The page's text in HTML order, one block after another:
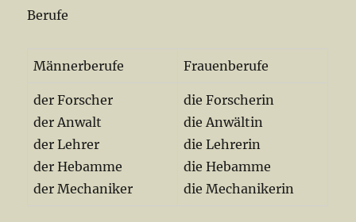
Berufe
Männerberufe Frauenberufe
der Forscher
der Anwalt
der Lehrer
der Hebamme
der Mechaniker
die Forscherin
die Anwältin
die Lehrerin
die Hebamme
die Mechanikerin